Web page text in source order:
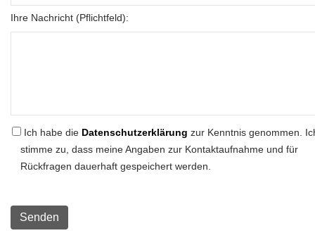
Ihre Nachricht (Pflichtfeld):
Ich habe die Datenschutzerklärung zur Kenntnis genommen.
stimme zu, dass meine Angaben zur Kontaktaufnahme und für
Rückfragen dauerhaft gespeichert werden.